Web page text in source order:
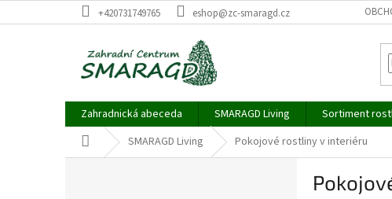
na
+420731749765 eshop@zc-smaragd.cz
Zahradnická abeceda SMARAGD Living Sortiment
Domů SMARAGD Living Pokojové rostliny v interiéru